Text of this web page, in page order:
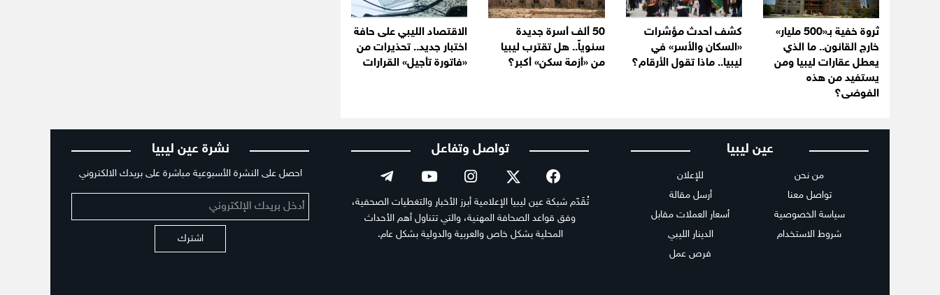
ثروة خفية بـ«500 مليار»
خارج القانون.. ما الذي
يعطل عقارات ليبيا ومن
يستفيد من هذه
الفوضى؟
كشف أحدث مؤشرات
«السكان والأسر» في
ليبيا.. ماذا تقول الأرقام؟
50 ألف أسرة جديدة
سنوياً.. هل تقترب ليبيا
من «أزمة سكن» أكبر؟
الاقتصاد الليبي على حافة
اختبار جديد.. تحذيرات من
«فاتورة تأجيل» القرارات
عين ليبيا
من نحن
تواصل معنا
سياسة الخصوصية
شروط الاستخدام
للإعلان
أرسل مقالة
أسعار العملات مقابل
الدينار الليبي
فرص عمل
تواصل وتفاعل
تُقَدّم شبكة عين ليبيا الإعلامية أبرز الأخبار والتغطيات الصحفية،
وفق قواعد الصحافة المهنية، والتي تتناول أهم الأحداث
المحلية بشكل خاص والعربية والدولية بشكل عام.
نشرة عين ليبيا
احصل على النشرة الأسبوعية مباشرة على بريدك الالكتروني
اشترك